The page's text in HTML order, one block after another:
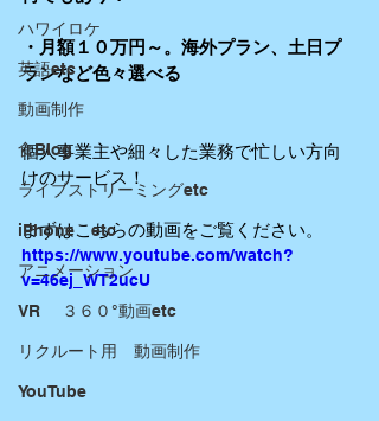
ハワイロケ
英語etc
動画制作
食Blog
ライブストリーミングetc
iPhone etc
アニメーション
VR ３６０°動画etc
リクルート用 動画制作
YouTube
・月額１０万円～。海外プラン、土日プ
ランなど色々選べる
個人事業主や細々した業務で忙しい方向
けのサービス！
まずはこちらの動画をご覧ください。
https://www.youtube.com/watch?
v=46ej_WT2ucU